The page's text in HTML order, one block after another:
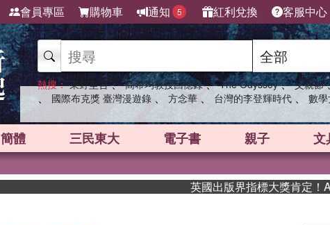
會員專區 購物車 通知 5 紅利兌換 客服中心
熱搜： 東野圭吾 、 高希均教授回憶錄 、 The Odyssey 、 父親節
、 國際布克獎 臺灣漫遊錄 、 方念華 、 台灣的李登輝時代 、 數
簡體 三民東大 電子書 親子 文
英國出版界指標大獎肯定！A.F.